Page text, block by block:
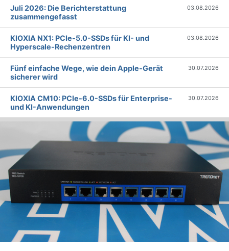
Juli 2026: Die Bericht­erstattung
zusammengefasst
03.08.2026
KIOXIA NX1: PCIe-5.0-SSDs für KI- und
Hyperscale-Rechenzentren
03.08.2026
Fünf einfache Wege, wie dein Apple-Gerät
sicherer wird
30.07.2026
KIOXIA CM10: PCIe-6.0-SSDs für Enterprise-
und KI-Anwendungen
30.07.2026